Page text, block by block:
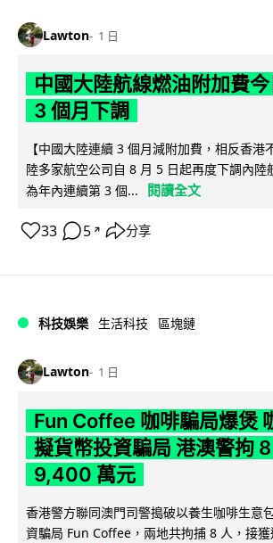
Lawton 1 日
中國大陸航線燃油附加費
3 個月下調
【中國大陸連續 3 個月減附加費，相反香港
陸多家航空公司自 8 月 5 日起再度下調內陸
為年內連續第 3 個...
閱讀全文
33 5 ↗ 分享
科技娛樂 生活科技 區塊鏈
Lawton 1 日
Fun Coffee 咖啡騙局爆煲
擬貨幣投資騙局 港澳警拘
9,400 萬元
香港警方聯同澳門司警搗破以養生咖啡生意
資騙局 Fun Coffee，兩地共拘捕 8 人，接